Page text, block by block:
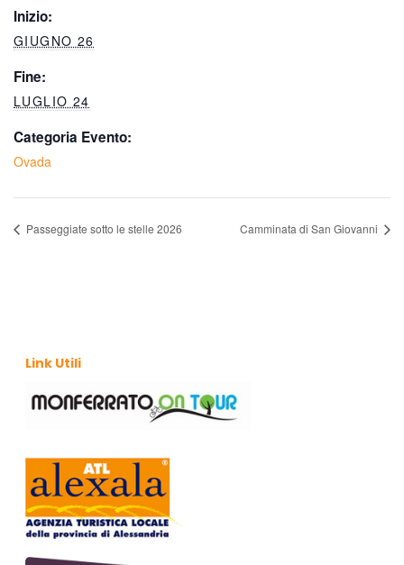
Inizio:
GIUGNO 26
Fine:
LUGLIO 24
Categoria Evento:
Ovada
Passeggiate sotto le stelle 2026 Camminata di San Giovanni
Link Utili